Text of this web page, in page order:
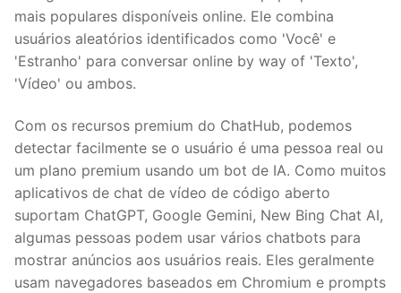
mais populares disponíveis online. Ele combina
usuários aleatórios identificados como 'Você' e
'Estranho' para conversar online by way of 'Texto',
'Vídeo' ou ambos.
Com os recursos premium do ChatHub, podemos
detectar facilmente se o usuário é uma pessoa real ou
um plano premium usando um bot de IA. Como muitos
aplicativos de chat de vídeo de código aberto
suportam ChatGPT, Google Gemini, New Bing Chat AI,
algumas pessoas podem usar vários chatbots para
mostrar anúncios aos usuários reais. Eles geralmente
usam navegadores baseados em Chromium e prompts